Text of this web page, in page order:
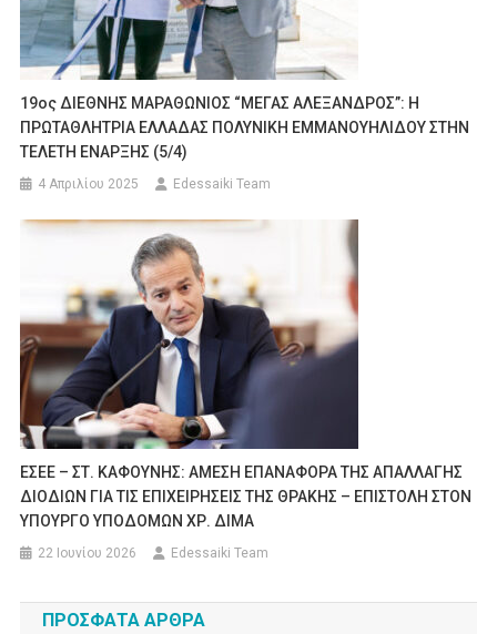
19ος ΔΙΕΘΝΗΣ ΜΑΡΑΘΩΝΙΟΣ “ΜΕΓΑΣ ΑΛΕΞΑΝΔΡΟΣ”: Η
ΠΡΩΤΑΘΛΗΤΡΙΑ ΕΛΛΑΔΑΣ ΠΟΛΥΝΙΚΗ ΕΜΜΑΝΟΥΗΛΙΔΟΥ ΣΤΗΝ
ΤΕΛΕΤΗ ΕΝΑΡΞΗΣ (5/4)
4 Απριλίου 2025 Edessaiki Team
ΕΣΕΕ – ΣΤ. ΚΑΦΟΥΝΗΣ: ΑΜΕΣΗ ΕΠΑΝΑΦΟΡΑ ΤΗΣ ΑΠΑΛΛΑΓΗΣ
ΔΙΟΔΙΩΝ ΓΙΑ ΤΙΣ ΕΠΙΧΕΙΡΗΣΕΙΣ ΤΗΣ ΘΡΑΚΗΣ – ΕΠΙΣΤΟΛΗ ΣΤΟΝ
ΥΠΟΥΡΓΟ ΥΠΟΔΟΜΩΝ ΧΡ. ΔΙΜΑ
22 Ιουνίου 2026 Edessaiki Team
ΠΡΌΣΦΑΤΑ ΆΡΘΡΑ